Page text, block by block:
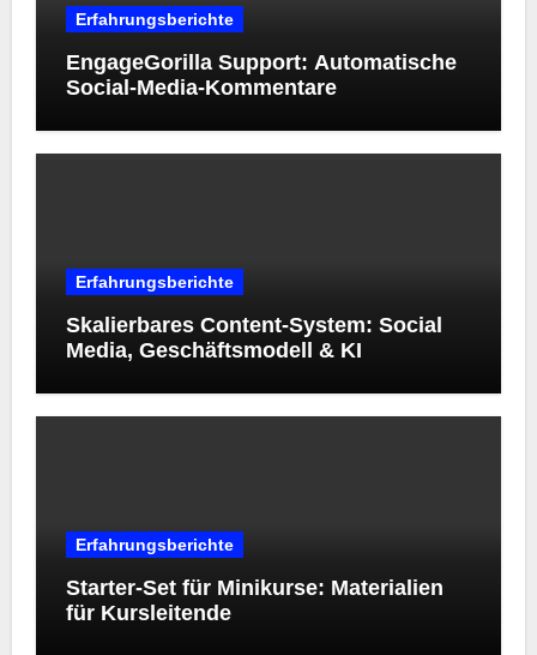
Erfahrungsberichte
EngageGorilla Support: Automatische
Social-Media-Kommentare
Erfahrungsberichte
Skalierbares Content-System: Social
Media, Geschäftsmodell & KI
Erfahrungsberichte
Starter‑Set für Minikurse: Materialien
für Kursleitende